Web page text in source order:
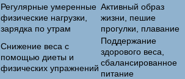
Регулярные умеренные
физические нагрузки,
зарядка по утрам
Активный образ
жизни, пешие
прогулки, плавание
Снижение веса с
помощью диеты и
физических упражнений
Поддержание
здорового веса,
сбалансированное
питание